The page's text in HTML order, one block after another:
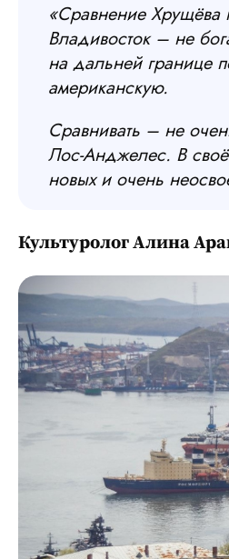
«Сравнение Хрущёва
Владивосток – не
на дальней границе
американскую.
Сравнивать – не
Лос-Анджелес. В
новых и очень
Культуролог Алина